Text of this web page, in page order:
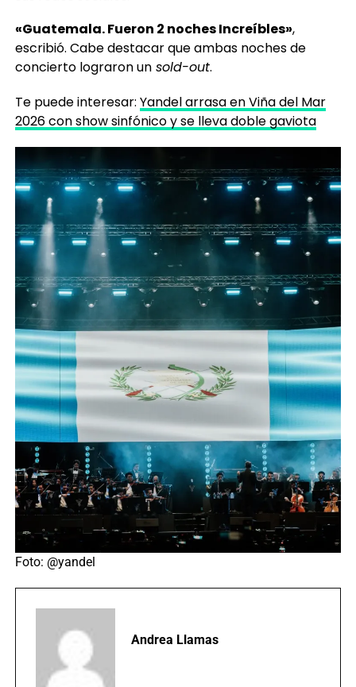
«Guatemala. Fueron 2 noches Increíbles»,
escribió. Cabe destacar que ambas noches de
concierto lograron unsold-out.
Te puede interesar: Yandel arrasa en Viña del Mar
2026 con show sinfónico y se lleva doble gaviota
Foto: @yandel
Andrea Llamas